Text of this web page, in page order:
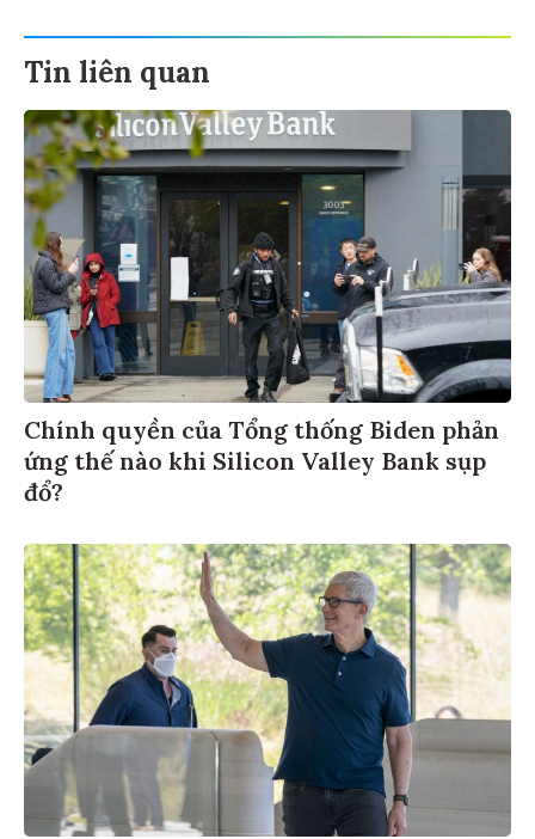
Tin liên quan
Chính quyền của Tổng thống Biden phản
ứng thế nào khi Silicon Valley Bank sụp
đổ?